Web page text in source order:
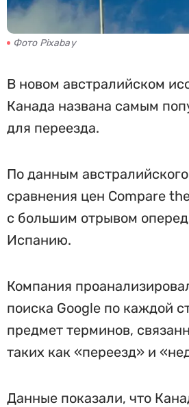
Фото Pixabay
В новом австралийском
Канада названа самым
для переезда.
По данным
сравнения цен Compare
с большим отрывом
Испанию.
Компания
поиска Google по каждой
предмет терминов,
таких как «переезд» и
Данные показали, что